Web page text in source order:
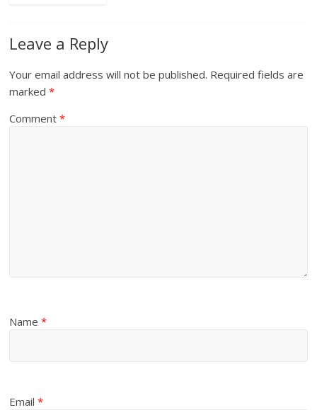
Leave a Reply
Your email address will not be published. Required fields are
marked*
Comment*
Name*
Email*